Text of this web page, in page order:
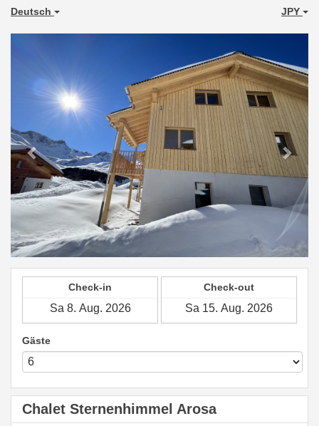
Deutsch JPY
Check-in Check-out
Gäste
Chalet Sternenhimmel Arosa